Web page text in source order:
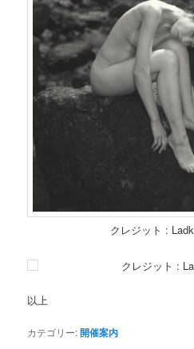
クレジット : Ladka 005
クレジット : Land 03
以上
カテゴリー:開催案内